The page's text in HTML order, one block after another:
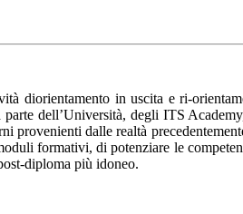
diorientamento in uscita e ri-
dell’Università, degli ITS
provenienti dalle realtà
formativi, di potenziare le
diploma più idoneo.